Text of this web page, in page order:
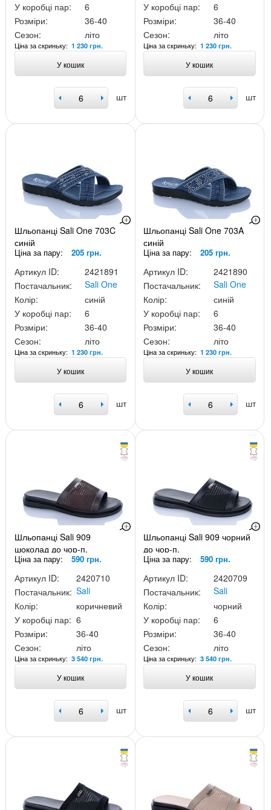
У коробці пар:
6
Розміри:
36-40
Сезон:
літо
Ціна за скриньку: 1 230 грн.
У кошик
шт
У коробці пар:
6
Розміри:
36-40
Сезон:
літо
Ціна за скриньку:1 230 грн.
У кошик
шт
Шльопанці Sali One 703C
синій
Ціна за пару: 205 грн.
Артикул ID:
2421891
Постачальник:
Sali One
Колір:
синій
У коробці пар:
6
Розміри:
36-40
Сезон:
літо
Ціна за скриньку: 1 230 грн.
У кошик
шт
Шльопанці Sali One 703A
синій
Ціна за пару: 205 грн.
Артикул ID:
2421890
Постачальник:
Sali One
Колір:
синій
У коробці пар:
6
Розміри:
36-40
Сезон:
літо
Ціна за скриньку:1 230 грн.
У кошик
шт
Шльопанці Sali 909
шоколад до чор-п.
Ціна за пару: 590 грн.
Артикул ID:
2420710
Постачальник: Sali
Колір:
коричневий
У коробці пар: 6
Розміри:
36-40
Сезон:
літо
Ціна за скриньку: 3 540 грн.
У кошик
шт
Шльопанці Sali 909 чорний
до чор-п.
Ціна за пару: 590 грн.
Артикул ID:
2420709
Постачальник:
Sali
Колір:
чорний
У коробці пар:
6
Розміри:
36-40
Сезон:
літо
Ціна за скриньку:3 540 грн.
У кошик
шт